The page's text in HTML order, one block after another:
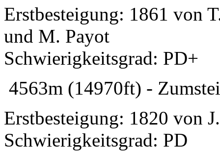
Erstbesteigung: 1861 von
und M. Payot
Schwierigkeitsgrad: PD+
4563m (14970ft) -
Erstbesteigung: 1820 von
Schwierigkeitsgrad: PD